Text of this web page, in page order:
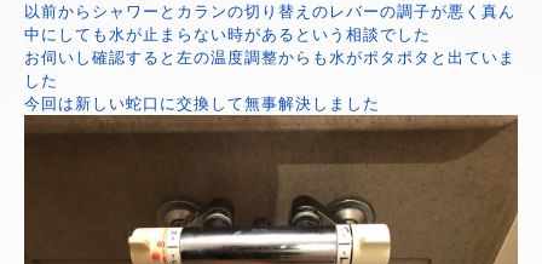
以前からシャワーとカランの切り替えのレバーの調子が悪く真ん
中にしても水が止まらない時があるという相談でした
お伺いし確認すると左の温度調整からも水がポタポタと出ていま
した
今回は新しい蛇口に交換して無事解決しました